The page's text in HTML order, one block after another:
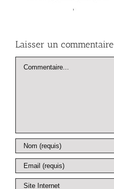
Laisser un commentaire
Commentaire